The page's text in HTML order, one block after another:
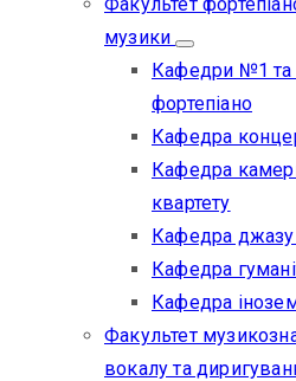
музики
Кафедри №1 та
фортепіано
Кафедра
Кафедра
квартету
Кафедра джазу
Кафедра
Кафедра
Факультет
вокалу та